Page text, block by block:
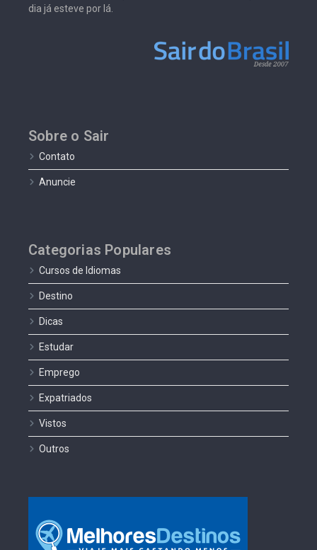
dia já esteve por lá.
Sobre o Sair
Contato
Anuncie
Categorias Populares
Cursos de Idiomas
Destino
Dicas
Estudar
Emprego
Expatriados
Vistos
Outros